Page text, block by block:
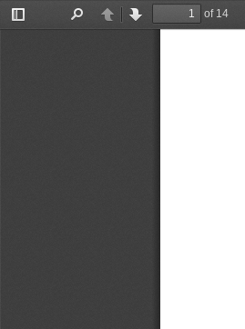
Toggle
PreviousNext
of 14